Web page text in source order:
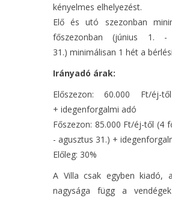
kényelmes elhelyezést.
Elő és utó szezonban
főszezonban (június 1. -
31.) minimálisan 1 hét a
Irányadó árak:
Előszezon: 60.000 Ft/éj-
+ idegenforgalmi adó
Főszezon: 85.000 Ft/éj-től (4
- agusztus 31.) +
Előleg: 30%
A Villa csak egyben kiadó,
nagysága függ a